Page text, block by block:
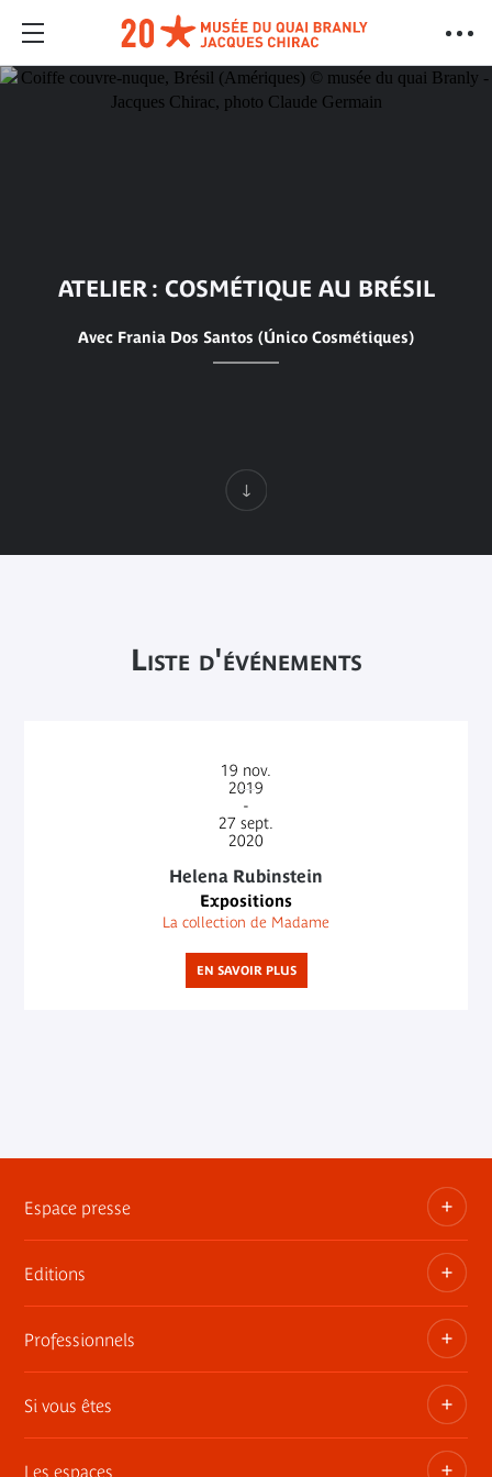
ATELIER : COSMÉTIQUE AU BRÉSIL
Avec Frania Dos Santos (Único Cosmétiques)
Liste d'événements
19 nov.
2019
-
27 sept.
2020
Helena Rubinstein
Expositions
La collection de Madame
EN SAVOIR PLUS
Espace presse
Dossiers, communiqués, bandes annonces
Contact presse
Editions
Les publications du musée
Professionnels
Privatisez les espaces
Si vous êtes
Les espaces